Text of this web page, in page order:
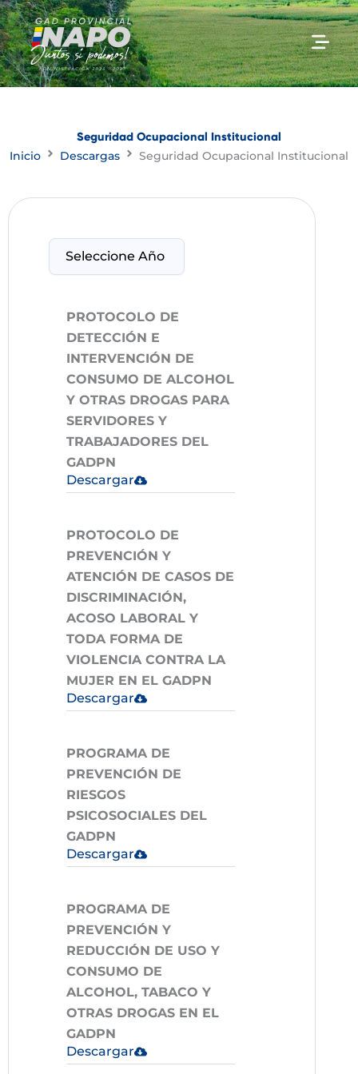
Ir
al
contenido
Seguridad Ocupacional Institucional
Inicio
Descargas Seguridad Ocupacional Institucional
PROTOCOLO DE
DETECCIÓN E
INTERVENCIÓN DE
CONSUMO DE ALCOHOL
Y OTRAS DROGAS PARA
SERVIDORES Y
TRABAJADORES DEL
GADPN
Descargar
PROTOCOLO DE
PREVENCIÓN Y
ATENCIÓN DE CASOS DE
DISCRIMINACIÓN,
ACOSO LABORAL Y
TODA FORMA DE
VIOLENCIA CONTRA LA
MUJER EN EL GADPN
Descargar
PROGRAMA DE
PREVENCIÓN DE
RIESGOS
PSICOSOCIALES DEL
GADPN
Descargar
PROGRAMA DE
PREVENCIÓN Y
REDUCCIÓN DE USO Y
CONSUMO DE
ALCOHOL, TABACO Y
OTRAS DROGAS EN EL
GADPN
Descargar